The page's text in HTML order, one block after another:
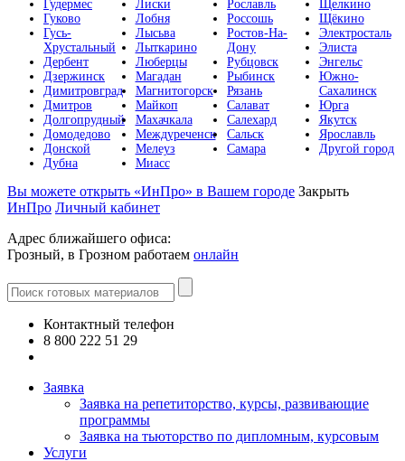
Гудермес
Гуково
Гусь-
Хрустальный
Дербент
Дзержинск
Димитровград
Дмитров
Долгопрудный
Домодедово
Донской
Дубна
Лиски
Лобня
Лысьва
Лыткарино
Люберцы
Магадан
Магнитогорск
Майкоп
Махачкала
Междуреченск
Мелеуз
Миасс
Рославль
Россошь
Ростов-На-
Дону
Рубцовск
Рыбинск
Рязань
Салават
Салехард
Сальск
Самара
Щелкино
Щёкино
Электросталь
Элиста
Энгельс
Южно-
Сахалинск
Юрга
Якутск
Ярославль
Другой город
Вы можете открыть «ИнПро» в Вашем городе Закрыть
ИнПро Личный кабинет
Адрес ближайшего офиса:
Грозный, в Грозном работаем онлайн
Контактный телефон
8 800 222 51 29
Заявка
Заявка на репетиторство, курсы, развивающие
программы
Заявка на тьюторство по дипломным, курсовым
Услуги